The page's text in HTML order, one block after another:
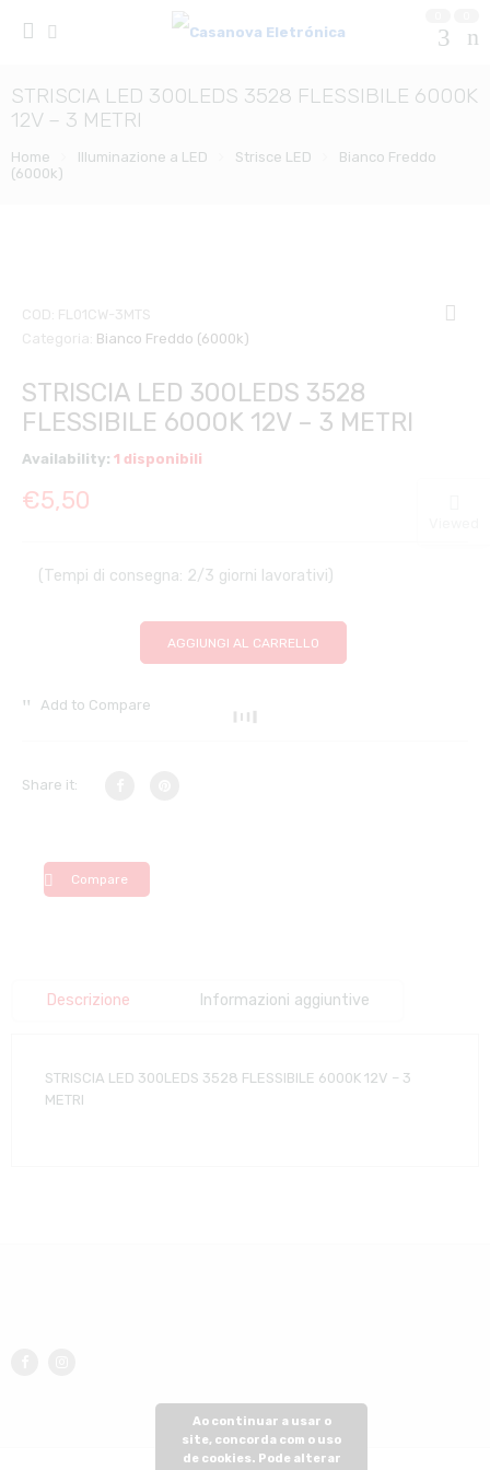
STRISCIA LED 300LEDS 3528 FLESSIBILE 6000K
12V – 3 METRI
Home Illuminazione a LED Strisce LED
Bianco Freddo
(6000k)
COD: FL01CW-3MTS
Categoria: Bianco Freddo (6000k)
STRISCIA LED 300LEDS 3528
FLESSIBILE 6000K 12V – 3 METRI
Availability: 1 disponibili
€5,50
(Tempi di consegna: 2/3 giorni lavorativi)
AGGIUNGI AL CARRELLO
Add to Compare
Share it:
Compare
Descrizione Informazioni aggiuntive
STRISCIA LED 300LEDS 3528 FLESSIBILE 6000K 12V – 3
METRI
Ao continuar a usar o
site, concorda com o uso
de cookies. Pode alterar